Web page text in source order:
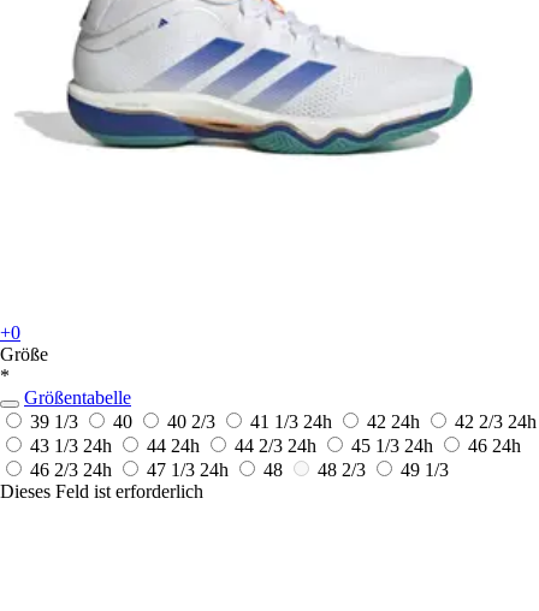
+0
Größe
*
Größentabelle
39 1/3
40 40 2/3 41 1/3 24h 42 24h 42 2/3 24h
43 1/3 24h 44 24h 44 2/3 24h 45 1/3 24h 46 24h
46 2/3 24h 47 1/3 24h 48 48 2/3
49 1/3
Dieses Feld ist erforderlich